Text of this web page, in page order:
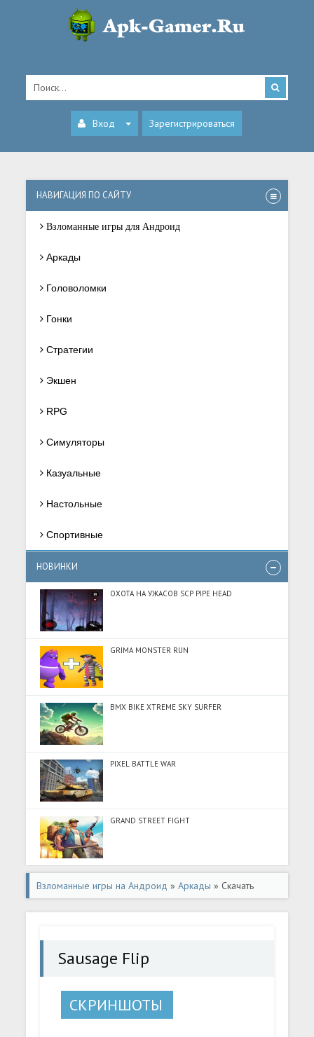
Вход Зарегистрироваться
НАВИГАЦИЯ ПО САЙТУ
Взломанные игры для Андроид
Аркады
Головоломки
Гонки
Стратегии
Экшен
RPG
Симуляторы
Казуальные
Настольные
Спортивные
НОВИНКИ
ОХОТА НА УЖАСОВ SCP PIPE HEAD
GRIMA MONSTER RUN
BMX BIKE XTREME SKY SURFER
PIXEL BATTLE WAR
GRAND STREET FIGHT
Взломанные игры на Андроид »Аркады » Скачать
Sausage Flip (Разблокировано все) на Андроид
Sausage Flip
СКРИНШОТЫ